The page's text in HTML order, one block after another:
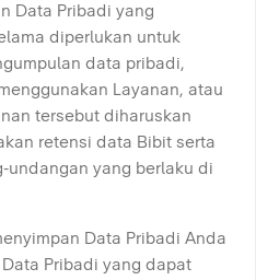
Data Pribadi yang
diperlukan untuk
data pribadi,
Layanan, atau
tersebut diharuskan
retensi data Bibit serta
undangan yang berlaku di
Data Pribadi Anda
Pribadi yang dapat